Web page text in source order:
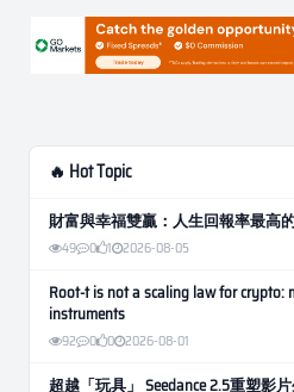
🔥 Hot Topic
財富與幸福雙贏：人生回報率最高
49 0 1 2026-08-05
Root-t is not a scaling law for crypto:
instruments
92 0 0 2026-08-01
超越「玩具」 Seedance 2.5重塑影